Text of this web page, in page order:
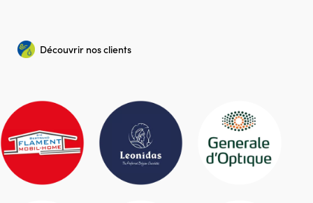
Découvrir nos clients